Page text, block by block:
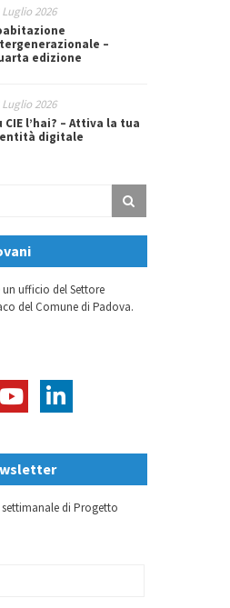
Luglio 2026
–
edizione
Luglio 2026
CIE l’hai? – Attiva la tua
digitale
ufficio del Settore
del Comune di Padova.
di Progetto